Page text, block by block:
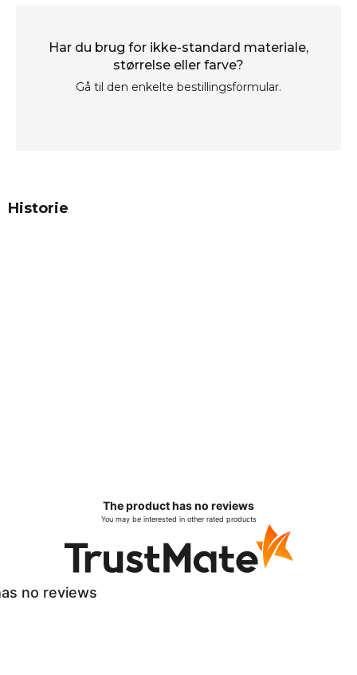
Har du brug for ikke-standard materiale,
størrelse eller farve?
Gå til den enkelte bestillingsformular.
Historie
The product has no reviews
You may be interested in other rated products
no reviews